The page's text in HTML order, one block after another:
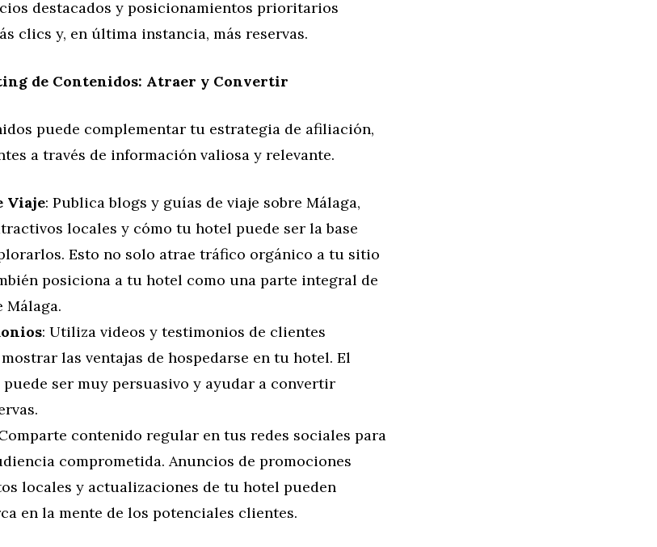
destacados y posicionamientos prioritarios
clics y, en última instancia, más reservas.
de Contenidos: Atraer y Convertir
puede complementar tu estrategia de afiliación,
a través de información valiosa y relevante.
Viaje: Publica blogs y guías de viaje sobre Málaga,
locales y cómo tu hotel puede ser la base
Esto no solo atrae tráfico orgánico a tu sitio
posiciona a tu hotel como una parte integral de
Málaga.
: Utiliza videos y testimonios de clientes
las ventajas de hospedarse en tu hotel. El
ser muy persuasivo y ayudar a convertir
contenido regular en tus redes sociales para
comprometida. Anuncios de promociones
locales y actualizaciones de tu hotel pueden
en la mente de los potenciales clientes.